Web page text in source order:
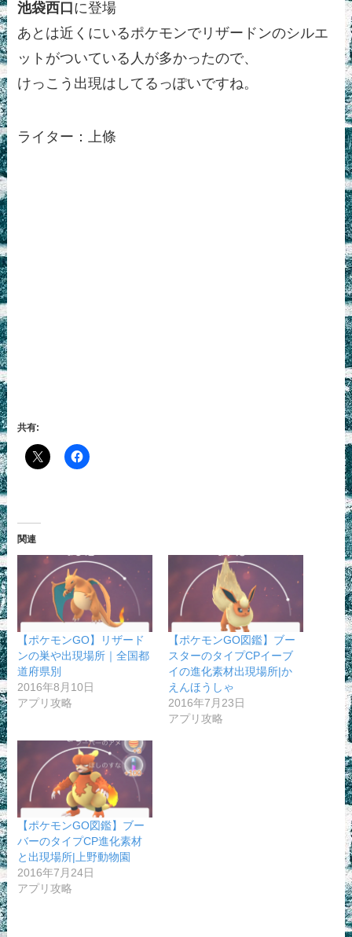
池袋西口 に登場
あとは近くにいるポケモンでリザードンのシルエ
ットがついている人が多かったので、
けっこう出現はしてるっぽいですね。
ライター：上條
共有:
関連
【ポケモンGO】リザード
ンの巣や出現場所｜全国都
道府県別
2016年8月10日
アプリ攻略
【ポケモンGO図鑑】ブー
スターのタイプCPイーブ
イの進化素材出現場所|か
えんほうしゃ
2016年7月23日
アプリ攻略
【ポケモンGO図鑑】ブー
バーのタイプCP進化素材
と出現場所|上野動物園
2016年7月24日
アプリ攻略